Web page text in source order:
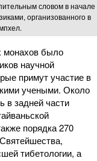
словом в начале
организованного в
монахов было
научной
примут участие в
учеными. Около
в задней части
порядка 270
тибетологии, а